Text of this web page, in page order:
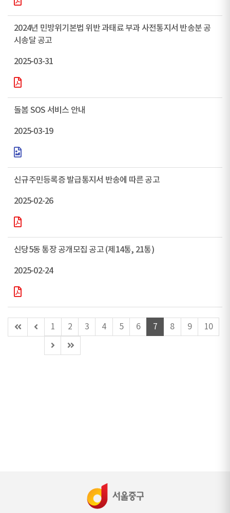
2024년 민방위기본법 위반 과태료 부과 사전통지서 반송분 공
시송달 공고
2025-03-31
돌봄 SOS 서비스 안내
2025-03-19
신규주민등록증 발급통지서 반송에 따른 공고
2025-02-26
신당5동 통장 공개모집 공고 (제14통, 21통)
2025-02-24
첫
페
이
전
1 2 3 4 5 6 7 8 9
10
다
음
마
지